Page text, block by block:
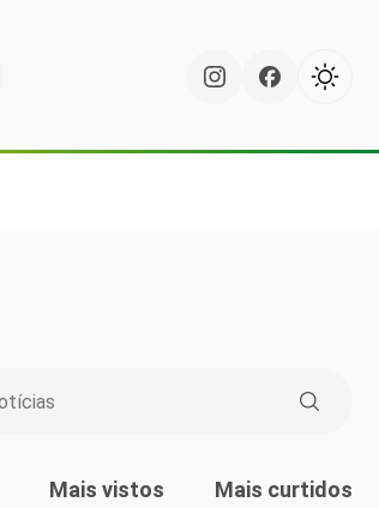
Mais vistos Mais curtidos